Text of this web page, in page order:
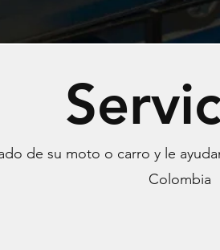
de su moto o carro y le
Colombia